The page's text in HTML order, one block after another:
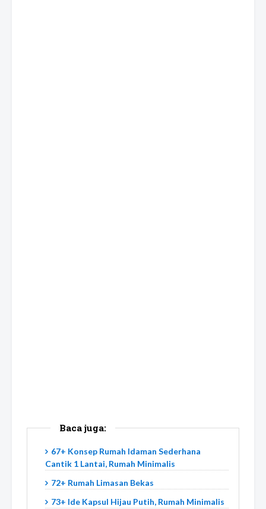
Baca juga:
67+ Konsep Rumah Idaman Sederhana
Cantik 1 Lantai, Rumah Minimalis
72+ Rumah Limasan Bekas
73+ Ide Kapsul Hijau Putih, Rumah Minimalis